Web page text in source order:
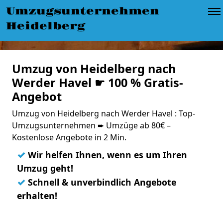
Umzugsunternehmen
Heidelberg
Umzug von Heidelberg nach
Werder Havel ☛ 100 % Gratis-
Angebot
Umzug von Heidelberg nach Werder Havel : Top-
Umzugsunternehmen ➨ Umzüge ab 80€ –
Kostenlose Angebote in 2 Min.
✓ Wir helfen Ihnen, wenn es um Ihren
Umzug geht!
✓ Schnell & unverbindlich Angebote
erhalten!